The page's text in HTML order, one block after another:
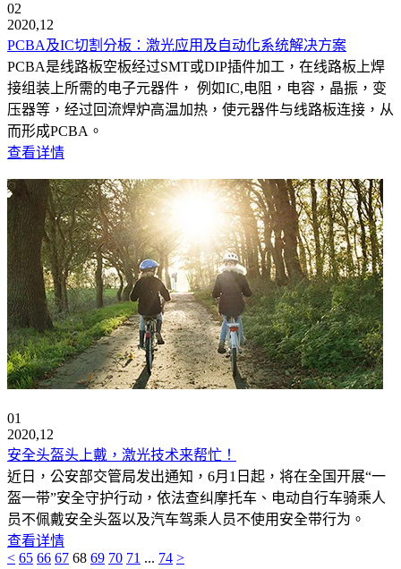
02
2020,12
PCBA及IC切割分板：激光应用及自动化系统解决方案
PCBA是线路板空板经过SMT或DIP插件加工，在线路板上焊
接组装上所需的电子元器件， 例如IC,电阻，电容，晶振，变
压器等，经过回流焊炉高温加热，使元器件与线路板连接，从
而形成PCBA。
查看详情
01
2020,12
安全头盔头上戴，激光技术来帮忙！
近日，公安部交管局发出通知，6月1日起，将在全国开展“一
盔一带”安全守护行动，依法查纠摩托车、电动自行车骑乘人
员不佩戴安全头盔以及汽车驾乘人员不使用安全带行为。
查看详情
< 65 66 67 68 69 70 71 ... 74 >